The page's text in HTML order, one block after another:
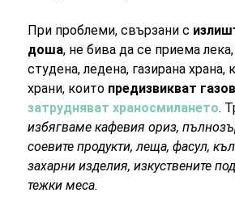
При проблеми, свързани с
доша, не бива да се приема лека,
студена, ледена, газирана храна,
храни, които предизвикват
затрудняват храносмилането.
избягваме кафевия ориз,
соевите продукти, леща, фасул,
захарни изделия, изкуствените
тежки меса.